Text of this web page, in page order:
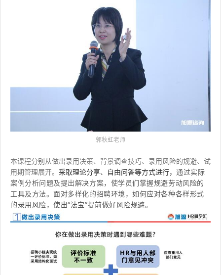
郭秋虹老师
本课程分别从做出录用决策、背景调查技巧、录用风险的规避、试
用期管理展开。 采取理论分享、自由问答等方式进行， 通过实际
案例分析问题及提出解决方案，使学员们掌握规避劳动风险的
工具及方法。面对多样化的招聘环境，如何应对各种各样形式
的录用风险，使出“法宝”提前做好风险规避。